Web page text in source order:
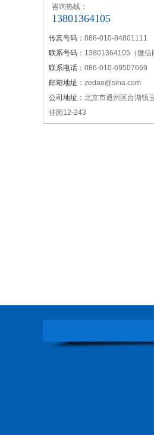
咨询热线：
13801364105
传真号码： 086-010-84801111
联系号码： 13801364105（微信
联系电话： 086-010-69507669
邮箱地址： zedao@sina.com
公司地址： 北京市通州区台湖镇
佳园12-243